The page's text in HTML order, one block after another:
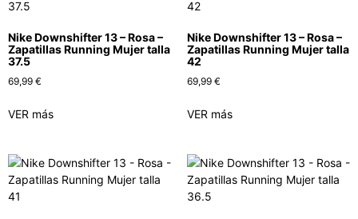
Nike Downshifter 13 – Rosa –
Zapatillas Running Mujer talla
37.5
69,99 €
VER más
Nike Downshifter 13 – Rosa –
Zapatillas Running Mujer talla
42
69,99 €
VER más